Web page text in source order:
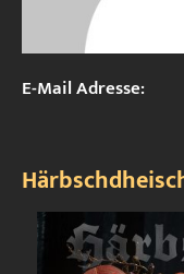
E-Mail Adresse: